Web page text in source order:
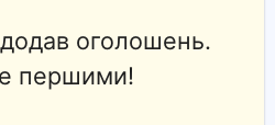
оголошень.
першими!